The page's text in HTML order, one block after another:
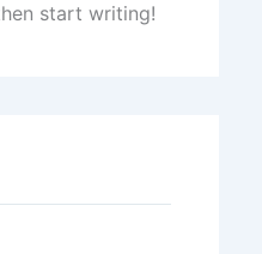
start writing!